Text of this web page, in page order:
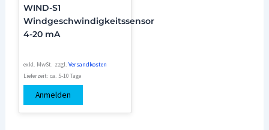
WIND-S1
Windgeschwindigkeitssensor
4-20 mA
exkl. MwSt. zzgl.Versandkosten
Lieferzeit:ca. 5-10 Tage
Anmelden